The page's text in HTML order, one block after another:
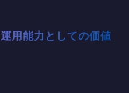
用能力としての価値